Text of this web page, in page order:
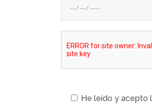
He leído y acepto